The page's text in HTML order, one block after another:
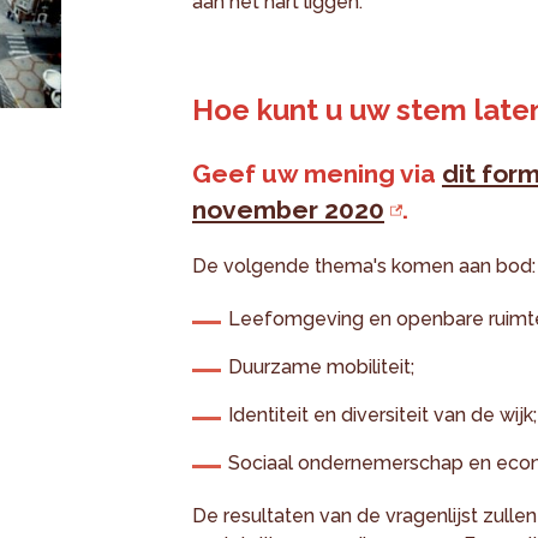
Hoe kunt u uw stem
Geef uw mening via dit
november 2020
.
De volgende thema's komen aan bod:
Leefomgeving en openbare
Duurzame mobiliteit;
Identiteit en diversiteit van de wijk;
Sociaal ondernemerschap en
De resultaten van de vragenlijst